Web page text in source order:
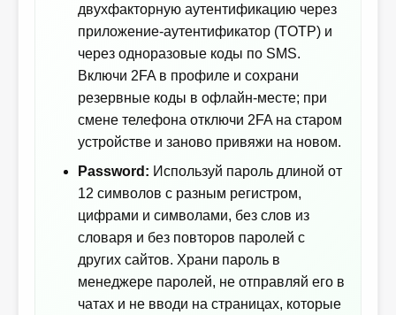
двухфакторную аутентификацию через
приложение-аутентификатор (TOTP) и
через одноразовые коды по SMS.
Включи 2FA в профиле и сохрани
резервные коды в офлайн-месте; при
смене телефона отключи 2FA на старом
устройстве и заново привяжи на новом.
Password: Используй пароль длиной от
12 символов с разным регистром,
цифрами и символами, без слов из
словаря и без повторов паролей с
других сайтов. Храни пароль в
менеджере паролей, не отправляй его в
чатах и не вводи на страницах, которые